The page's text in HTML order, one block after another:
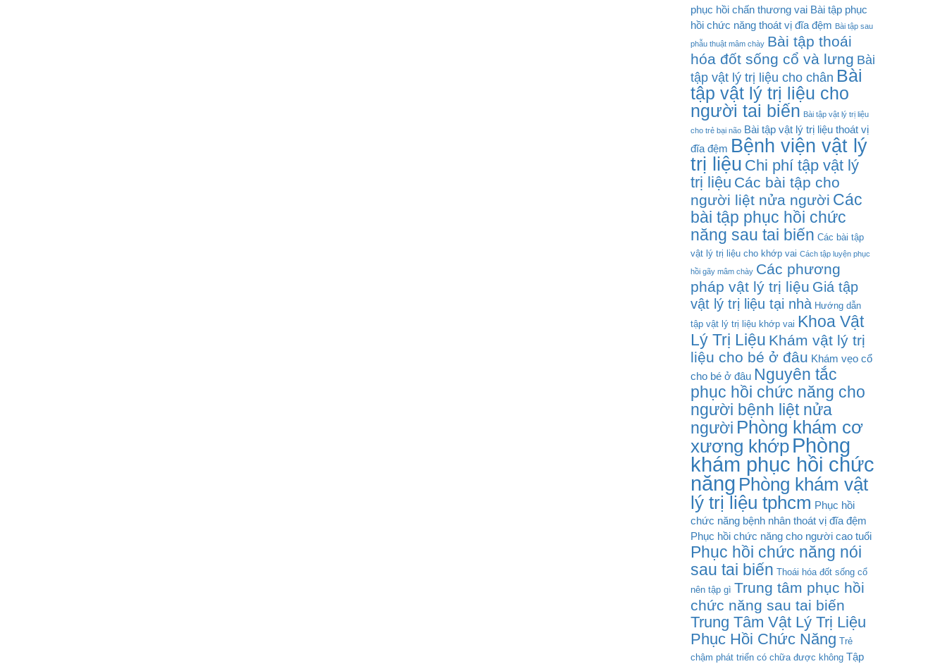
phục hồi chấn thương vai Bài tập phục
hồi chức năng thoát vị đĩa đệm Bài tập sau
phẫu thuật mâm chày Bài tập thoái
hóa đốt sống cổ và lưng Bài
tập vật lý trị liệu cho chân Bài
tập vật lý trị liệu cho
người tai biến Bài tập vật lý trị liệu
cho trẻ bại não Bài tập vật lý trị liệu thoát vị
đĩa đệm Bệnh viện vật lý
trị liệu Chi phí tập vật lý
trị liệu Các bài tập cho
người liệt nửa người Các
bài tập phục hồi chức
năng sau tai biến Các bài tập
vật lý trị liệu cho khớp vai Cách tập luyện phục
hồi gãy mâm chày Các phương
pháp vật lý trị liệu Giá tập
vật lý trị liệu tại nhà Hướng dẫn
tập vật lý trị liệu khớp vai Khoa Vật
Lý Trị Liệu Khám vật lý trị
liệu cho bé ở đâu Khám vẹo cổ
cho bé ở đâu Nguyên tắc
phục hồi chức năng cho
người bệnh liệt nửa
người Phòng khám cơ
xương khớp Phòng
khám phục hồi chức
năng Phòng khám vật
lý trị liệu tphcm Phục hồi
chức năng bệnh nhân thoát vị đĩa đệm
Phục hồi chức năng cho người cao tuổi
Phục hồi chức năng nói
sau tai biến Thoái hóa đốt sống cổ
nên tập gì Trung tâm phục hồi
chức năng sau tai biến
Trung Tâm Vật Lý Trị Liệu
Phục Hồi Chức Năng Trẻ
chậm phát triển có chữa được không Tập